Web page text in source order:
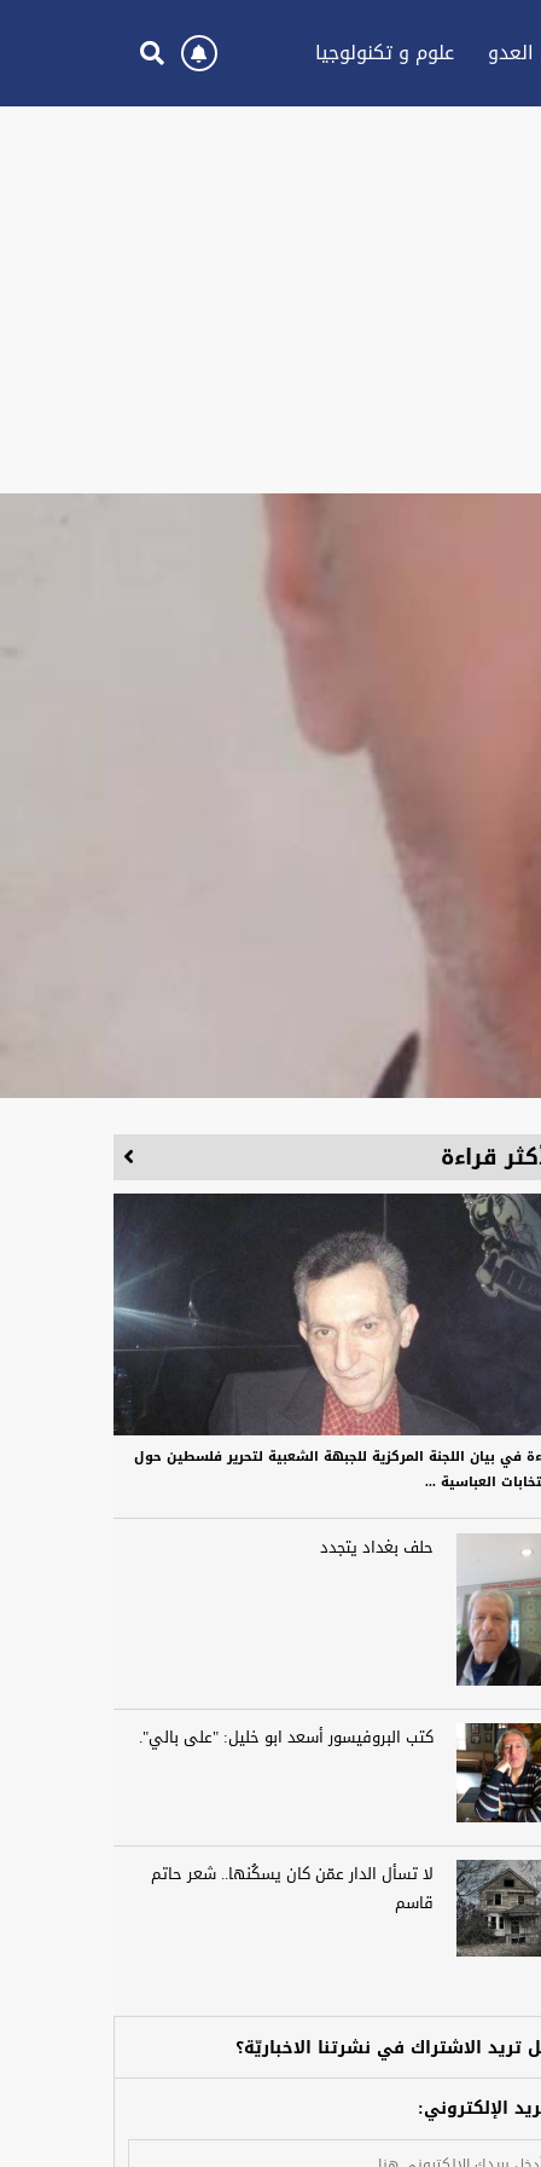
علوم و تكنولوجيا
قراءة
في بيان اللجنة المركزية للجبهة الشعبية لتحرير فلسطين حول
العباسية ...
حلف بغداد يتجدد
كتب البروفيسور أسعد ابو خليل: "على بالي".
لا تسأل الدار عمّن كان يسكُنها.. شعر حاتم
قاسم
تريد الاشتراك في نشرتنا الاخباريّة؟
الإلكتروني: